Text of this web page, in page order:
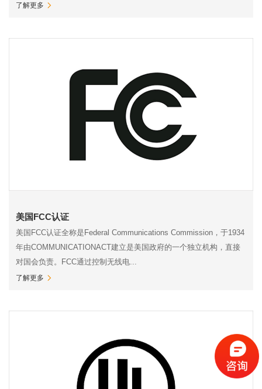
了解更多
美国FCC认证
美国FCC认证全称是Federal Communications Commission，于1934
年由COMMUNICATIONACT建立是美国政府的一个独立机构，直接
对国会负责。FCC通过控制无线电...
了解更多